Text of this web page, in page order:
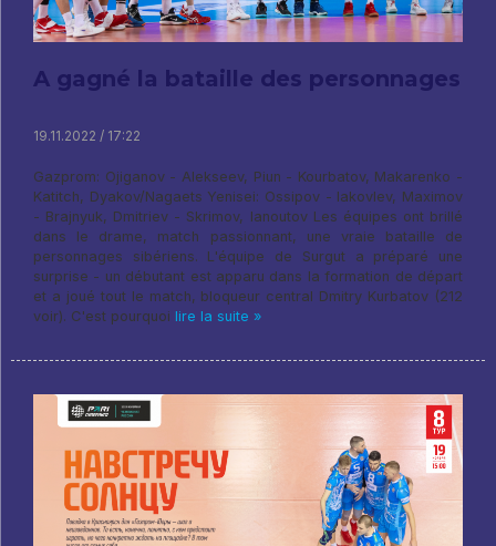
A gagné la bataille des personnages
19.11.2022 / 17:22
Gazprom: Ojiganov - Alekseev, Piun - Kourbatov, Makarenko -
Katitch, Dyakov/Nagaets Yenisei: Ossipov - Iakovlev, Maximov
- Brajnyuk, Dmitriev - Skrimov, Ianoutov Les équipes ont brillé
dans le drame, match passionnant, une vraie bataille de
personnages sibériens. L'équipe de Surgut a préparé une
surprise - un débutant est apparu dans la formation de départ
et a joué tout le match, bloqueur central Dmitry Kurbatov (212
voir). C'est pourquoi lire la suite »